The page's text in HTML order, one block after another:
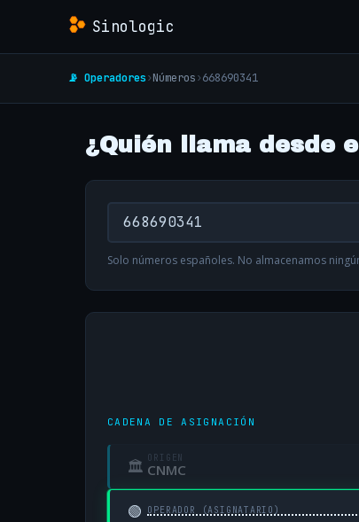
Sinologic
📡 Operadores›Números›668690341
¿Quién llama desde
Solo números españoles. No almacenamos
CADENA DE ASIGNACIÓN
🏛 ORIGEN
CNMC
🟢 OPERADOR (ASIGNATARIO)